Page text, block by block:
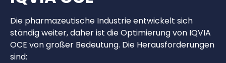
Die pharmazeutische Industrie entwickelt sich
ständig weiter, daher ist die Optimierung von IQVIA
OCE von großer Bedeutung. Die Herausforderungen
sind: